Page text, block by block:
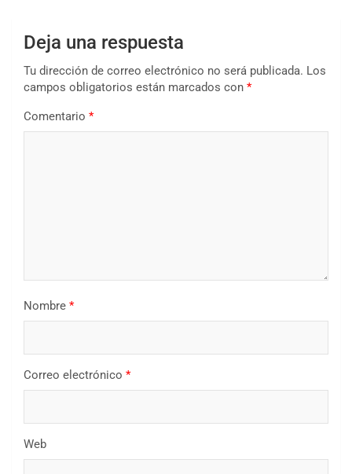
Deja una respuesta
Tu dirección de correo electrónico no será publicada. Los
campos obligatorios están marcados con *
Comentario *
Nombre *
Correo electrónico *
Web